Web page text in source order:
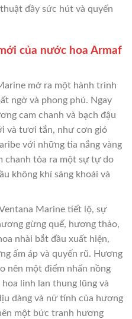
đầy sức hút và quyến
của nước hoa Armaf
mở ra một hành trình
ngờ và phong phú. Ngay
cam chanh và bạch đậu
và tươi tắn, như cơn gió
với những tia nắng vàng
chanh tỏa ra một sự tự do
không khí sảng khoái và
Marine tiết lộ, sự
gừng quế, hương thảo,
nhài bắt đầu xuất hiện,
ấm áp và quyến rũ. Hương
nên một điểm nhấn nồng
linh lan thung lũng và
dàng và nữ tính của hương
một bức tranh hương